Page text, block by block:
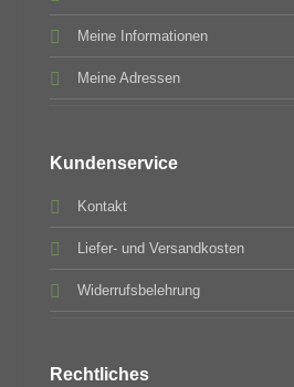
Meine Informationen
Meine Adressen
Kundenservice
Kontakt
Liefer- und Versandkosten
Widerrufsbelehrung
Rechtliches